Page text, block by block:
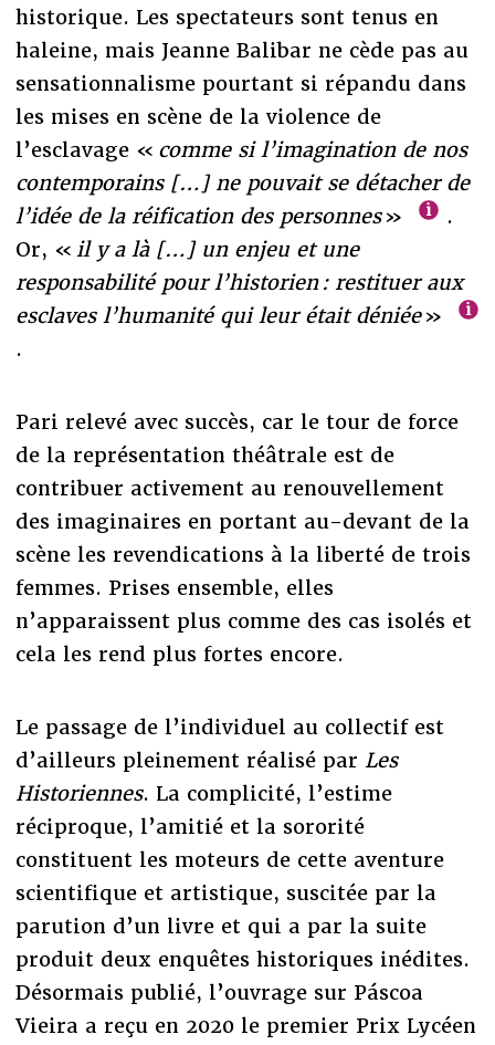
historique. Les spectateurs sont tenus en
haleine, mais Jeanne Balibar ne cède pas au
sensationnalisme pourtant si répandu dans
les mises en scène de la violence de
l’esclavage « comme si l’imagination de nos
contemporains […] ne pouvait se détacher de
l’idée de la réification des personnes»
.
Or, « il y a là […] un enjeu et une
responsabilité pour l’historien : restituer aux
esclaves l’humanité qui leur était déniée»
.
Pari relevé avec succès, car le tour de force
de la représentation théâtrale est de
contribuer activement au renouvellement
des imaginaires en portant au-devant de la
scène les revendications à la liberté de trois
femmes. Prises ensemble, elles
n’apparaissent plus comme des cas isolés et
cela les rend plus fortes encore.
Le passage de l’individuel au collectif est
d’ailleurs pleinement réalisé par Les
Historiennes. La complicité, l’estime
réciproque, l’amitié et la sororité
constituent les moteurs de cette aventure
scientifique et artistique, suscitée par la
parution d’un livre et qui a par la suite
produit deux enquêtes historiques inédites.
Désormais publié, l’ouvrage sur Páscoa
Vieira a reçu en 2020 le premier Prix Lycéen